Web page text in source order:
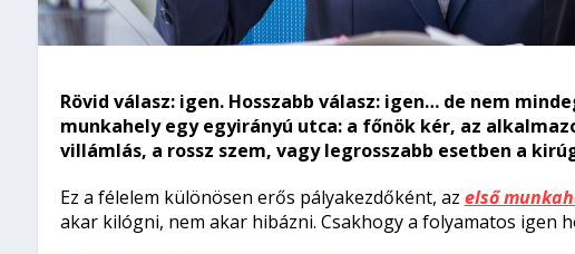
Rövid válasz: igen. Hosszabb válasz: igen… de nem
munkahely egy egyirányú utca: a főnök kér, az
villámlás, a rossz szem, vagy legrosszabb esetben a
Ez a félelem különösen erős pályakezdőként, az első
akar kilógni, nem akar hibázni. Csakhogy a folyamatos igen